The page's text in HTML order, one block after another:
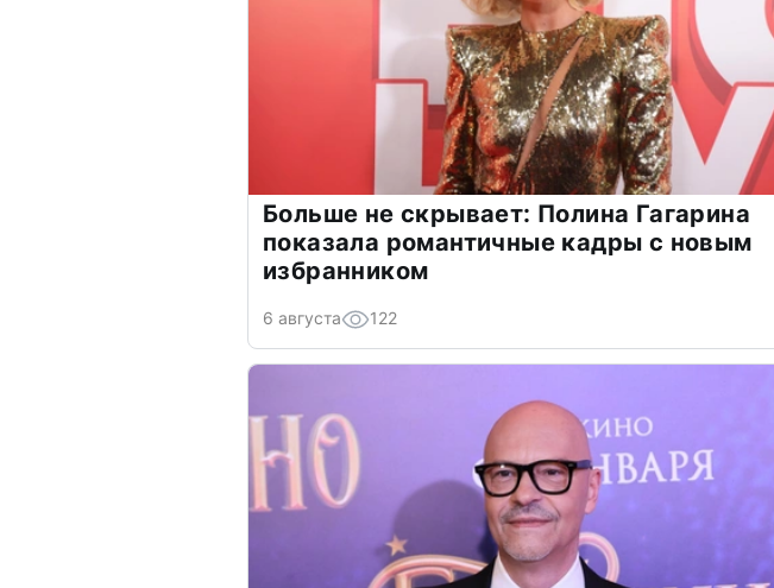
Больше не скрывает: Полина Гагарина
показала романтичные кадры с новым
избранником
6 августа 122